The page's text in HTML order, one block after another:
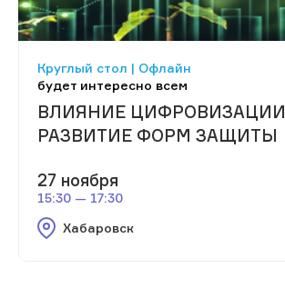
Круглый стол | Офлайн
будет интересно всем
ВЛИЯНИЕ
РАЗВИТИЕ ФОРМ ЗАЩИТЫ
27 ноября
15:30 — 17:30
Хабаровск